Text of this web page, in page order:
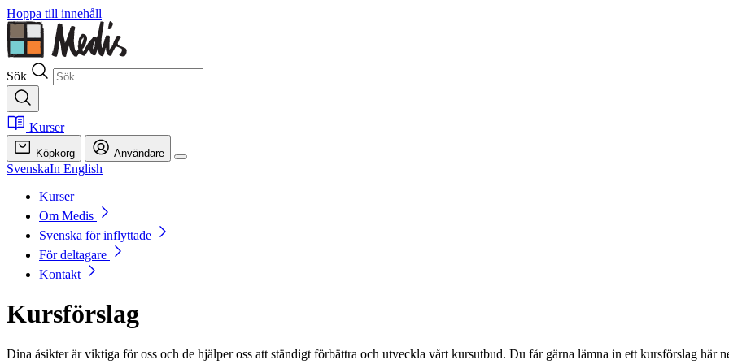
Hoppa till innehåll
Sök
Kurser
Köpkorg Användare
SvenskaIn English
Kurser
Om Medis
Svenska för inflyttade
För deltagare
Kontakt
Kursförslag
Dina åsikter är viktiga för oss och de hjälper oss att ständigt förbättra och utveckla vårt kursutbud. Du får gärna lämna in ett kursförslag här